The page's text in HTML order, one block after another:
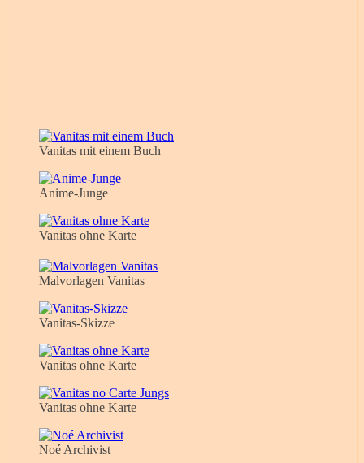
Vanitas mit einem Buch
Anime-Junge
Vanitas ohne Karte
Malvorlagen Vanitas
Vanitas-Skizze
Vanitas ohne Karte
Vanitas ohne Karte
Noé Archivist